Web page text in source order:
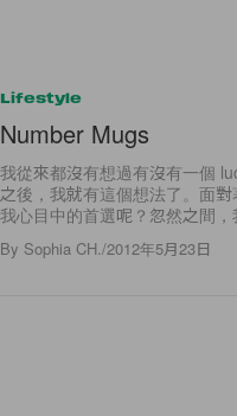
Lifestyle
Number Mugs
我從來都沒有想過有沒有一個
之後，我就有這個想法了。面
我心目中的首選呢？忽然之間
By Sophia CH./2012年5月23日